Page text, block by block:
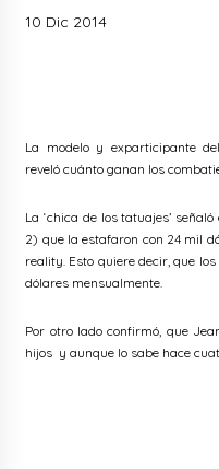
10 Dic 2014
La modelo y exparticipante
reveló cuánto ganan los
La ‘chica de los tatuajes’
2) que la estafaron con 24 mil
reality. Esto quiere decir, que
dólares mensualmente.
Por otro lado confirmó, que
hijos y aunque lo sabe hace